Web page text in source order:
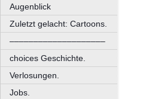
Augenblick
Zuletzt gelacht: Cartoons.
––––––––––––––––––––
choices Geschichte.
Verlosungen.
Jobs.